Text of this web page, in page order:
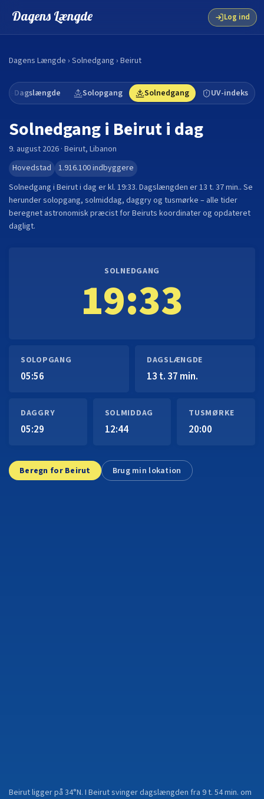
Dagens Længde Log ind
Dagens Længde › Solnedgang › Beirut
Dagslængde Solopgang Solnedgang UV-indeks
Solnedgang i Beiruti dag
9. august 2026 · Beirut, Libanon
Hovedstad
1.916.100indbyggere
Solnedgang i Beiruti dag er kl. 19:33. Dagslængden er13 t. 37 min.. Se
herunder solopgang, solmiddag, daggry og tusmørke – alle tider
beregnet astronomisk præcist forBeiruts koordinater og opdateret
dagligt.
SOLNEDGANG
19:33
SOLOPGANG
05:56
DAGSLÆNGDE
13 t. 37 min.
DAGGRY
05:29
SOLMIDDAG
12:44
TUSMØRKE
20:00
Beregn for Beirut Brug min lokation
Beirutligger på 34°N. I Beirut svinger dagslængden fra 9 t. 54 min. om